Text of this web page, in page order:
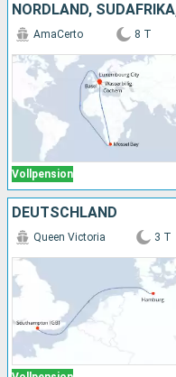
Vollpension
AmaCerto 8 T
DEUTSCHLAND
Queen Victoria 3 T